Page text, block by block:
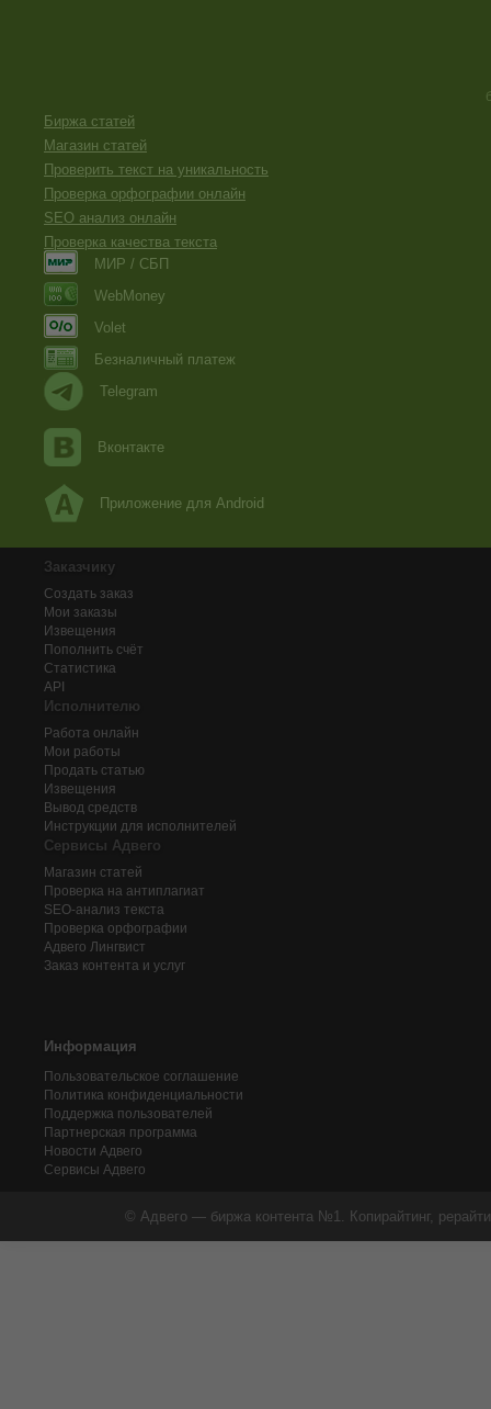
Биржа статей
Магазин статей
Проверить текст на уникальность
Проверка орфографии онлайн
SEO анализ онлайн
Проверка качества текста
МИР / СБП
WebMoney
Volet
Безналичный платеж
Telegram
Вконтакте
Приложение для Android
Заказчику
Создать заказ
Мои заказы
Извещения
Пополнить счёт
Статистика
API
Исполнителю
Работа онлайн
Мои работы
Продать статью
Извещения
Вывод средств
Инструкции для исполнителей
Сервисы Адвего
Магазин статей
Проверка на антиплагиат
SEO-анализ текста
Проверка орфографии
Адвего Лингвист
Заказ контента и услуг
Информация
Пользовательское соглашение
Политика конфиденциальности
Поддержка пользователей
Партнерская программа
Новости Адвего
Сервисы Адвего
© Адвего — биржа контента №1. Копирайтинг,